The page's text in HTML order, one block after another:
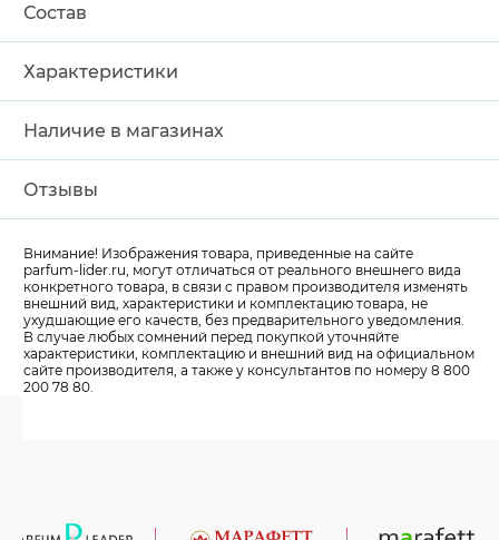
Состав
Характеристики
Наличие в магазинах
Отзывы
Внимание! Изображения товара, приведенные на сайте
parfum-lider.ru, могут отличаться от реального внешнего вида
конкретного товара, в связи с правом производителя изменять
внешний вид, характеристики и комплектацию товара, не
ухудшающие его качеств, без предварительного уведомления.
В случае любых сомнений перед покупкой уточняйте
характеристики, комплектацию и внешний вид на официальном
сайте производителя, а также у консультантов по номеру 8 800
200 78 80.